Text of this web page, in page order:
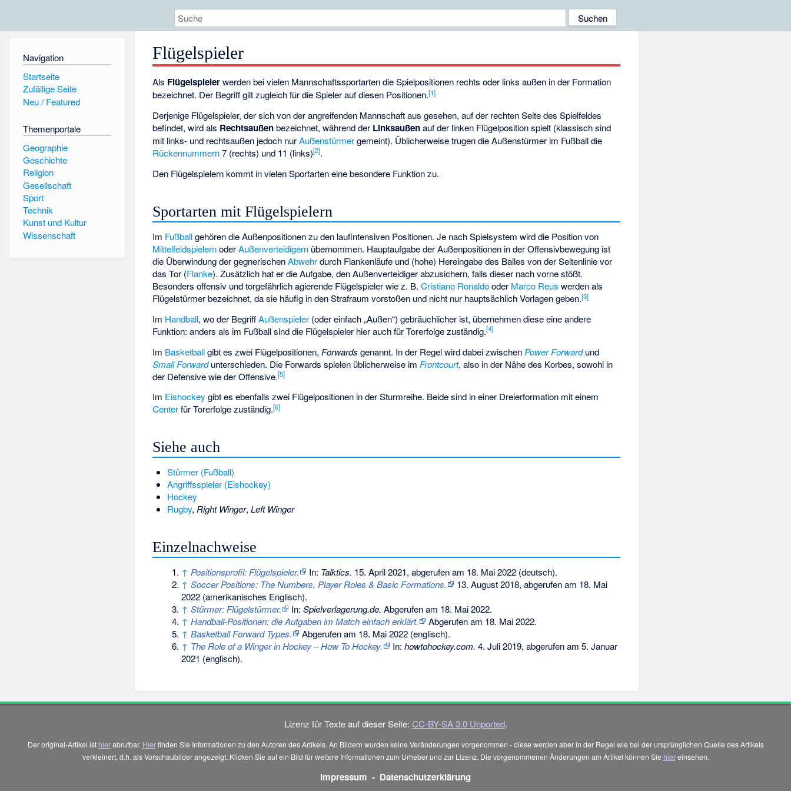
Navigation
Startseite
Zufällige Seite
Neu / Featured
Themenportale
Geographie
Geschichte
Religion
Gesellschaft
Sport
Technik
Kunst und Kultur
Wissenschaft
Flügelspieler
Als Flügelspielerwerden bei vielen Mannschaftssportarten die Spielpositionen rechts oder links außen in der Formation
bezeichnet. Der Begriff gilt zugleich für die Spieler auf diesen Positionen.[1]
Derjenige Flügelspieler, der sich von der angreifenden Mannschaft aus gesehen, auf der rechten Seite des Spielfeldes
befindet, wird als Rechtsaußenbezeichnet, während der Linksaußenauf der linken Flügelposition spielt (klassisch sind
mit links- und rechtsaußen jedoch nurAußenstürmergemeint). Üblicherweise trugen die Außenstürmer im Fußball die
Rückennummern7 (rechts) und 11 (links)[2].
Den Flügelspielern kommt in vielen Sportarten eine besondere Funktion zu.
Sportarten mit Flügelspielern
Im Fußballgehören die Außenpositionen zu den laufintensiven Positionen. Je nach Spielsystem wird die Position von
MittelfeldspielernoderAußenverteidigern übernommen. Hauptaufgabe der Außenpositionen in der Offensivbewegung ist
die Überwindung der gegnerischenAbwehrdurch Flankenläufe und (hohe) Hereingabe des Balles von der Seitenlinie vor
das Tor (Flanke). Zusätzlich hat er die Aufgabe, den Außenverteidiger abzusichern, falls dieser nach vorne stößt.
Besonders offensiv und torgefährlich agierende Flügelspieler wie z. B.Cristiano Ronaldooder Marco Reus werden als
Flügelstürmer bezeichnet, da sie häufig in den Strafraum vorstoßen und nicht nur hauptsächlich Vorlagen geben.[3]
Im Handball, wo der BegriffAußenspieler (oder einfach „Außen“) gebräuchlicher ist, übernehmen diese eine andere
Funktion: anders als im Fußball sind die Flügelspieler hier auch für Torerfolge zuständig.[4]
Im Basketballgibt es zwei Flügelpositionen, Forwards genannt. In der Regel wird dabei zwischen Power Forwardund
Small Forwardunterschieden. Die Forwards spielen üblicherweise im Frontcourt, also in der Nähe des Korbes, sowohl in
der Defensive wie der Offensive.[5]
Im Eishockey gibt es ebenfalls zwei Flügelpositionen in der Sturmreihe. Beide sind in einer Dreierformation mit einem
Centerfür Torerfolge zuständig.[6]
Siehe auch
Stürmer (Fußball)
Angriffsspieler (Eishockey)
Hockey
Rugby, Right Winger, Left Winger
Einzelnachweise
↑ Positionsprofil: Flügelspieler. In: Talktics. 15. April 2021, abgerufen am 18. Mai 2022 (deutsch).
↑ Soccer Positions: The Numbers, Player Roles & Basic Formations. 13. August 2018, abgerufen am 18. Mai
2022 (amerikanisches Englisch).
↑ Stürmer: Flügelstürmer. In: Spielverlagerung.de. Abgerufen am 18. Mai 2022.
↑ Handball-Positionen: die Aufgaben im Match einfach erklärt. Abgerufen am 18. Mai 2022.
↑ Basketball Forward Types. Abgerufen am 18. Mai 2022 (englisch).
↑ The Role of a Winger in Hockey – How To Hockey. In: howtohockey.com. 4. Juli 2019, abgerufen am 5. Januar
2021 (englisch).
Lizenz für Texte auf dieser Seite: CC-BY-SA 3.0 Unported.
Der original-Artikel ist hierabrufbar. Hierfinden Sie Informationen zu den Autoren des Artikels. An Bildern wurden keine Veränderungen vorgenommen - diese werden aber in der Regel wie bei der ursprünglichen Quelle des Artikels
verkleinert, d.h. als Vorschaubilder angezeigt. Klicken Sie auf ein Bild für weitere Informationen zum Urheber und zur Lizenz. Die vorgenommenen Änderungen am Artikel können Sie hiereinsehen.
Impressum - Datenschutzerklärung